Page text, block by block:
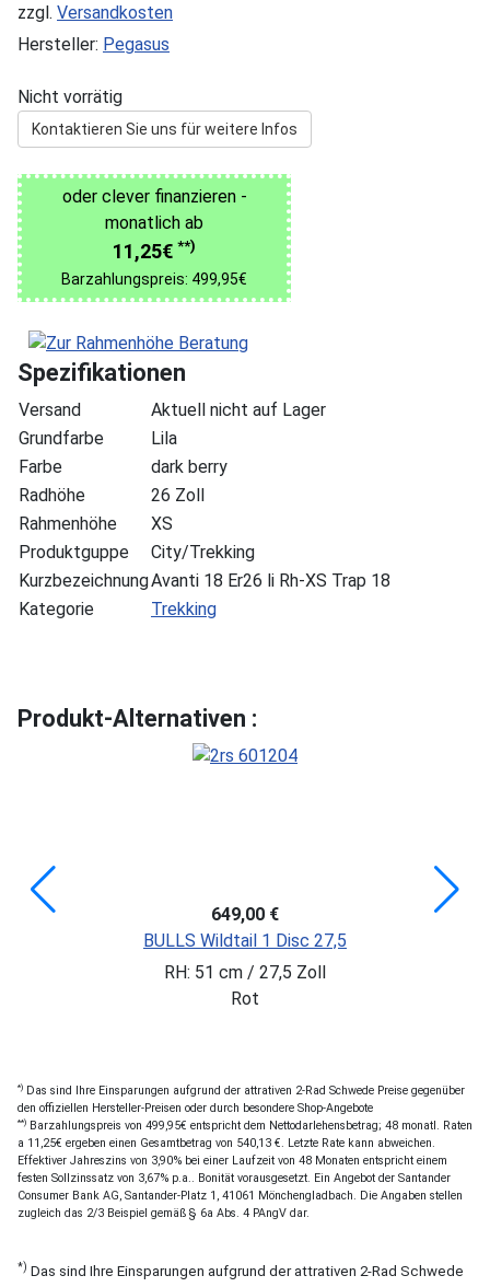
zzgl. Versandkosten
Hersteller: Pegasus
Nicht vorrätig
Kontaktieren Sie uns für weitere Infos
oder clever finanzieren -
monatlich ab
11,25€ **)
Barzahlungspreis: 499,95€
Spezifikationen
Versand
Aktuell nicht auf Lager
Grundfarbe
Lila
Farbe
dark berry
Radhöhe
26 Zoll
Rahmenhöhe
XS
Produktguppe
City/Trekking
KurzbezeichnungAvanti 18 Er26 li Rh-XS Trap 18
Kategorie
Trekking
Produkt-Alternativen :
649,00 €
BULLS Wildtail 1 Disc 27,5
RH: 51 cm / 27,5 Zoll
Rot
*) Das sind Ihre Einsparungen aufgrund der attrativen 2-Rad Schwede Preise gegenüber
den offiziellen Hersteller-Preisen oder durch besondere Shop-Angebote
**) Barzahlungspreis von 499,95€ entspricht dem Nettodarlehensbetrag; 48 monatl. Raten
a 11,25€ ergeben einen Gesamtbetrag von 540,13 €. Letzte Rate kann abweichen.
Effektiver Jahreszins von 3,90% bei einer Laufzeit von 48 Monaten entspricht einem
festen Sollzinssatz von 3,67% p.a.. Bonität vorausgesetzt. Ein Angebot der Santander
Consumer Bank AG, Santander-Platz 1, 41061 Mönchengladbach. Die Angaben stellen
zugleich das 2/3 Beispiel gemäß § 6a Abs. 4 PAngV dar.
*) Das sind Ihre Einsparungen aufgrund der attrativen 2-Rad Schwede